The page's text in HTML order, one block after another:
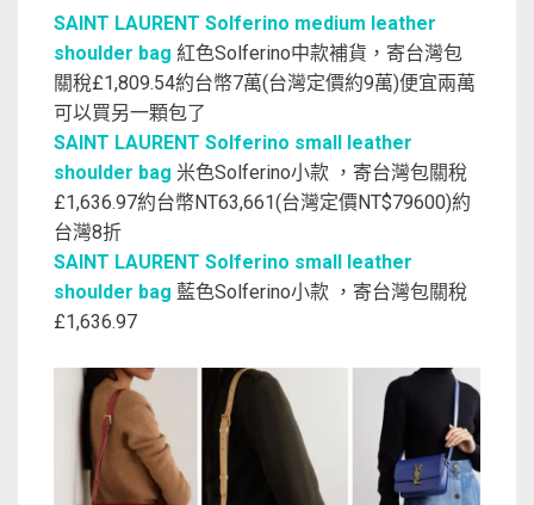
SAINT LAURENT Solferino medium leather
shoulder bag 紅色Solferino中款補貨，寄台灣包
關稅£1,809.54約台幣7萬(台灣定價約9萬)便宜兩萬
可以買另一顆包了
SAINT LAURENT Solferino small leather
shoulder bag 米色Solferino小款 ，寄台灣包關稅
£1,636.97約台幣NT63,661(台灣定價NT$79600)約
台灣8折
SAINT LAURENT Solferino small leather
shoulder bag 藍色Solferino小款 ，寄台灣包關稅
£1,636.97